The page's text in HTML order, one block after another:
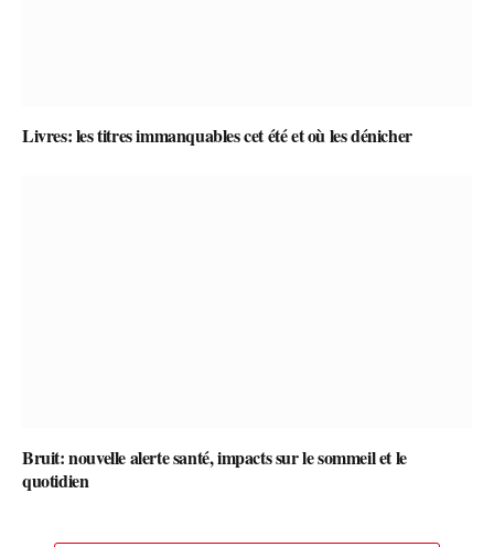
Livres: les titres immanquables cet été et où les dénicher
Bruit: nouvelle alerte santé, impacts sur le sommeil et le
quotidien